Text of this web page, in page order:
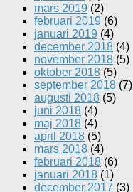
mars 2019 (2)
februari 2019 (6)
januari 2019 (4)
december 2018 (4)
november 2018 (5)
oktober 2018 (5)
september 2018 (7)
augusti 2018 (5)
juni 2018 (4)
maj 2018 (4)
april 2018 (5)
mars 2018 (4)
februari 2018 (6)
januari 2018 (1)
december 2017 (3)